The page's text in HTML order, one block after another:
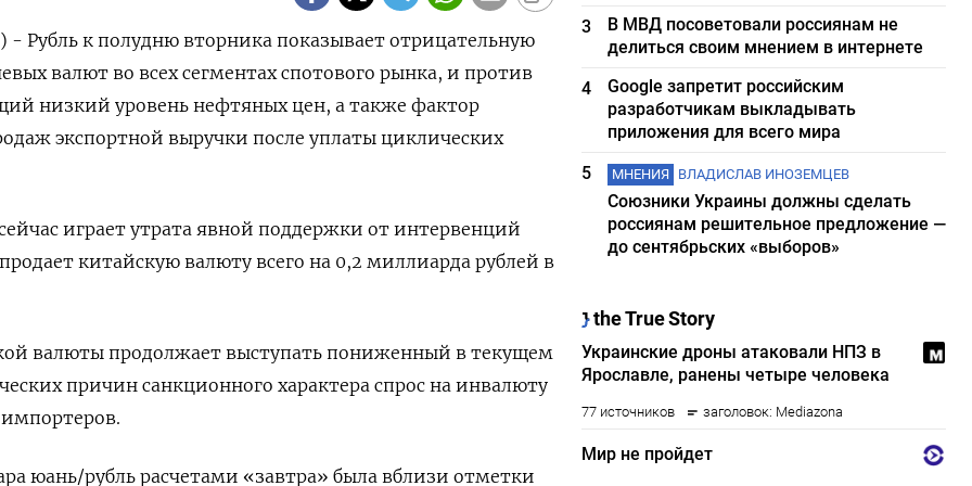
- Рубль к полудню вторника показывает отрицательную
валют во всех сегментах спотового рынка, и против
низкий уровень нефтяных цен, а также фактор
экспортной выручки после уплаты циклических
играет утрата явной поддержки от интервенций
китайскую валюту всего на 0,2 миллиарда рублей в
валюты продолжает выступать пониженный в текущем
причин санкционного характера спрос на инвалюту
юань/рубль расчетами «завтра» была вблизи отметки
3
В МВД посоветовали россиянам не
делиться своим мнением в интернете
4
Google запретит российским
разработчикам выкладывать
приложения для всего мира
5
МНЕНИЯ ВЛАДИСЛАВ ИНОЗЕМЦЕВ
Союзники Украины должны сделать
россиянам решительное предложение —
до сентябрьских «выборов»